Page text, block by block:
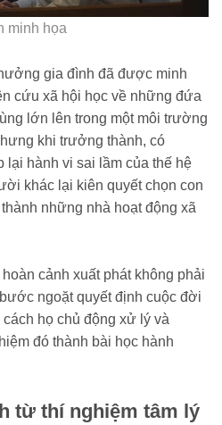
minh họa
gia đình đã được minh
cứu xã hội học về những đứa
lớn lên trong một môi trường
khi trưởng thành, có
lại hành vi sai lầm của thế hệ
khác lại kiên quyết chọn con
những nhà hoạt động xã
cảnh xuất phát không phải
ngoặt quyết định cuộc đời
họ chủ động xử lý và
đó thành bài học hành
từ thí nghiệm tâm lý